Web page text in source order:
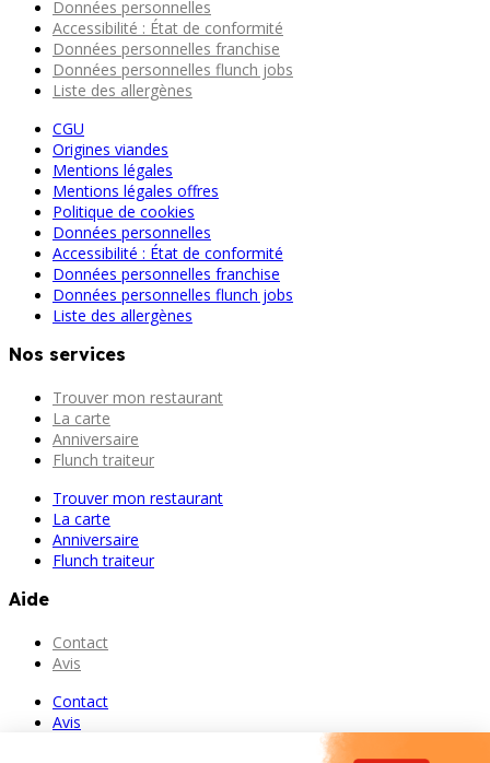
Données personnelles
Accessibilité : État de conformité
Données personnelles franchise
Données personnelles flunch jobs
Liste des allergènes
CGU
Origines viandes
Mentions légales
Mentions légales offres
Politique de cookies
Données personnelles
Accessibilité : État de conformité
Données personnelles franchise
Données personnelles flunch jobs
Liste des allergènes
Nos services
Trouver mon restaurant
La carte
Anniversaire
Flunch traiteur
Trouver mon restaurant
La carte
Anniversaire
Flunch traiteur
Aide
Contact
Avis
Contact
Avis